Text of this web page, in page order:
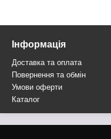
Інформація
Доставка та оплата
Повернення та обмін
Умови оферти
Каталог